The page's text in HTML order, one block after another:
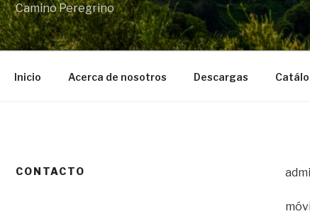
Camino Peregrino
Inicio Acerca de nosotros Descargas
CONTACTO